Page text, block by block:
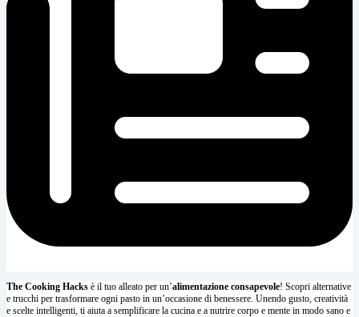
The Cooking Hacks è il tuo alleato per un’alimentazione consapevole! Scopri alternative
e trucchi per trasformare ogni pasto in un’occasione di benessere. Unendo gusto, creatività
e scelte intelligenti, ti aiuta a semplificare la cucina e a nutrire corpo e mente in modo sano e